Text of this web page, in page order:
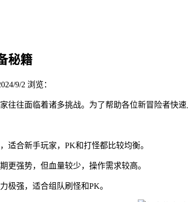
秘籍
9/2 浏览：
往往面临着诸多挑战。为了帮助各位新冒险者快
适合新手玩家，PK和打怪都比较均衡。
更强势，但血量较少，操作需求较高。
极强，适合组队刷怪和PK。